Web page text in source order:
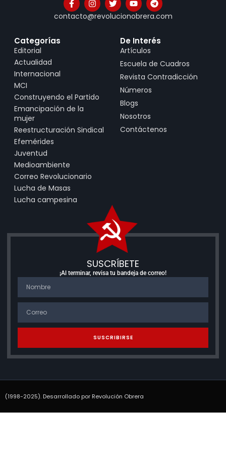
contacto@revolucionobrera.com
Categorías
Editorial
Actualidad
Internacional
MCI
Construyendo el Partido
Emancipación de la
mujer
Reestructuración Sindical
Efemérides
Juventud
Medioambiente
Correo Revolucionario
Lucha de Masas
Lucha campesina
De Interés
Artículos
Escuela de Cuadros
Revista Contradicción
Números
Blogs
Nosotros
Contáctenos
SUSCRÍBETE
¡Al terminar, revisa tu bandeja de correo!
SUSCRIBIRSE
(1998-2025). Desarrollado por Revolución Obrera